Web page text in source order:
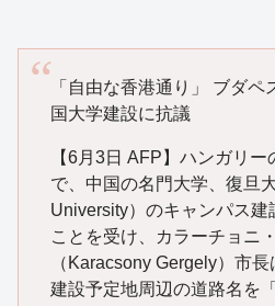
「自由な香港通り」 ブダ
国大学建設に抗議
【6月3日 AFP】ハンガリー
で、中国の名門大学、復旦
University）のキャンパス建
ことを受け、カラーチョニ
（Karacsony Gergely）市
建設予定地周辺の道路名を